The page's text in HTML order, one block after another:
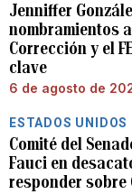
Jenniffer
nombramientos
Corrección y el
clave
6 de agosto de
ESTADOS UNIDOS
Comité del
Fauci en
responder sobre